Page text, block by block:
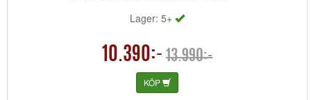
Lager: 5+
10.390:- 13.990:-
KÖP